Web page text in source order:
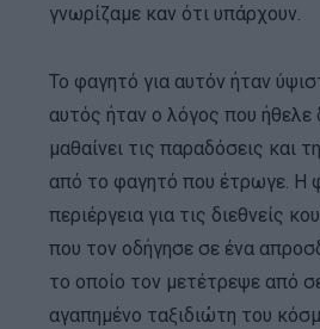
γνωρίζαμε καν ότι υπάρχουν.
Το φαγητό για αυτόν ήταν
αυτός ήταν ο λόγος που ήθελε
μαθαίνει τις παραδόσεις και
από το φαγητό που έτρωγε. Η
περιέργεια για τις διεθνείς
που τον οδήγησε σε ένα
το οποίο τον μετέτρεψε από
αγαπημένο ταξιδιώτη του